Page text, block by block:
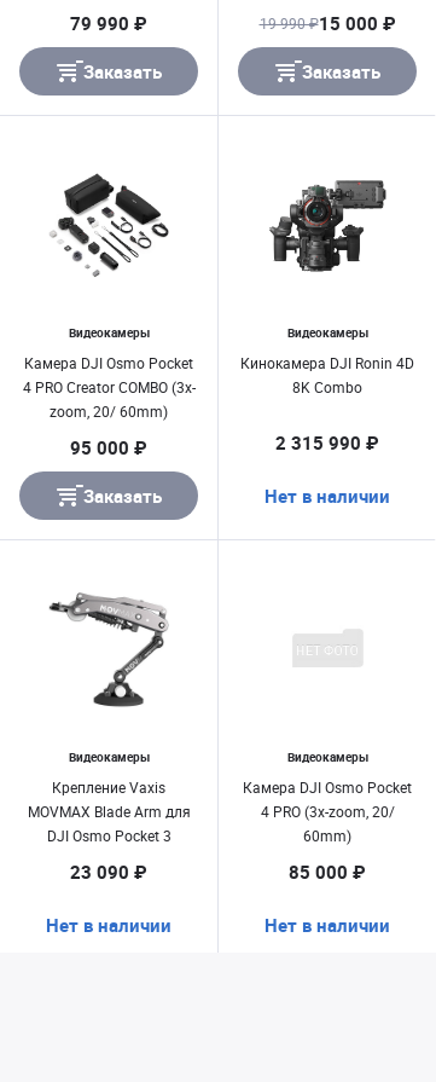
79 990 ₽
Заказать
HERO13/ Insta360 X4
19 990 ₽15 000 ₽
Заказать
Видеокамеры
Камера DJI Osmo Pocket
4 PRO Creator COMBO (3х-
zoom, 20/ 60mm)
95 000 ₽
Заказать
Видеокамеры
Кинокамера DJI Ronin 4D
8K Combo
2 315 990 ₽
Нет в наличии
Видеокамеры
Крепление Vaxis
MOVMAX Blade Arm для
DJI Osmo Pocket 3
23 090 ₽
Нет в наличии
Видеокамеры
Камера DJI Osmo Pocket
4 PRO (3х-zoom, 20/
60mm)
85 000 ₽
Нет в наличии